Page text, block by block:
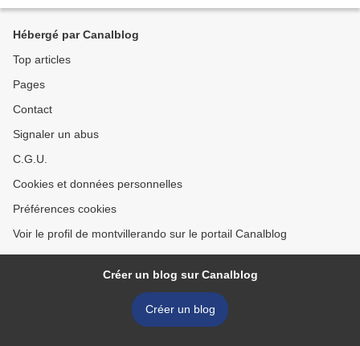
Hébergé par Canalblog
Top articles
Pages
Contact
Signaler un abus
C.G.U.
Cookies et données personnelles
Préférences cookies
Voir le profil de montvillerando sur le portail Canalblog
Créer un blog sur Canalblog
Créer un blog